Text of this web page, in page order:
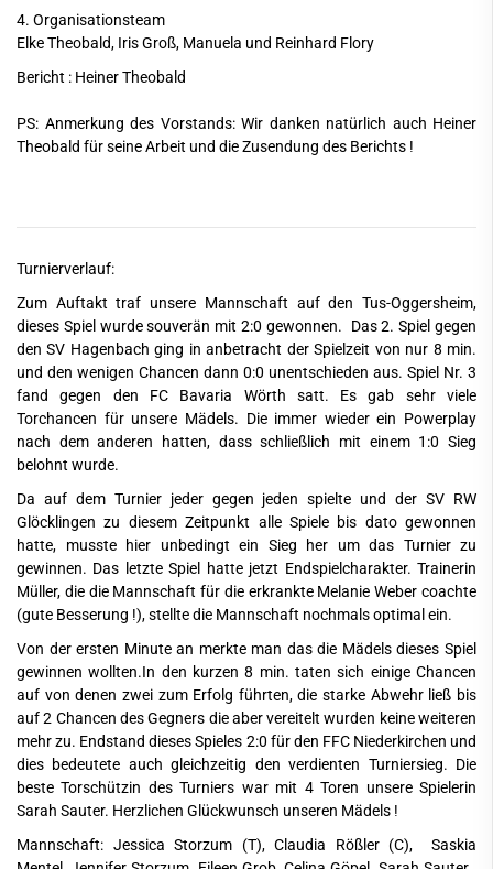
4. Organisationsteam
Elke Theobald, Iris Groß, Manuela und Reinhard Flory
Bericht : Heiner Theobald
PS: Anmerkung des Vorstands: Wir danken natürlich auch Heiner
Theobald für seine Arbeit und die Zusendung des Berichts !
Turnierverlauf:
Zum Auftakt traf unsere Mannschaft auf den Tus-Oggersheim,
dieses Spiel wurde souverän mit 2:0 gewonnen. Das 2. Spiel gegen
den SV Hagenbach ging in anbetracht der Spielzeit von nur 8 min.
und den wenigen Chancen dann 0:0 unentschieden aus. Spiel Nr. 3
fand gegen den FC Bavaria Wörth satt. Es gab sehr viele
Torchancen für unsere Mädels. Die immer wieder ein Powerplay
nach dem anderen hatten, dass schließlich mit einem 1:0 Sieg
belohnt wurde.
Da auf dem Turnier jeder gegen jeden spielte und der SV RW
Glöcklingen zu diesem Zeitpunkt alle Spiele bis dato gewonnen
hatte, musste hier unbedingt ein Sieg her um das Turnier zu
gewinnen. Das letzte Spiel hatte jetzt Endspielcharakter. Trainerin
Müller, die die Mannschaft für die erkrankte Melanie Weber coachte
(gute Besserung !), stellte die Mannschaft nochmals optimal ein.
Von der ersten Minute an merkte man das die Mädels dieses Spiel
gewinnen wollten.In den kurzen 8 min. taten sich einige Chancen
auf von denen zwei zum Erfolg führten, die starke Abwehr ließ bis
auf 2 Chancen des Gegners die aber vereitelt wurden keine weiteren
mehr zu. Endstand dieses Spieles 2:0 für den FFC Niederkirchen und
dies bedeutete auch gleichzeitig den verdienten Turniersieg. Die
beste Torschützin des Turniers war mit 4 Toren unsere Spielerin
Sarah Sauter. Herzlichen Glückwunsch unseren Mädels !
Mannschaft: Jessica Storzum (T), Claudia Rößler (C), Saskia